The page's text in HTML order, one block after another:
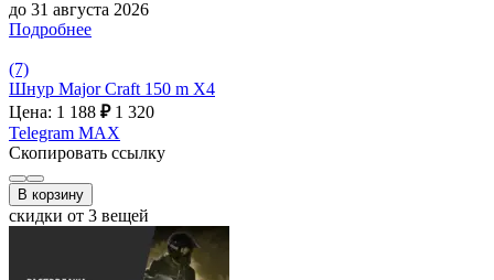
до 31 августа 2026
Подробнее
(7)
Шнур Major Craft 150 m X4
Цена: 1 188 ₽ 1 320
Telegram MAX
Скопировать ссылку
В корзину
скидки от 3 вещей